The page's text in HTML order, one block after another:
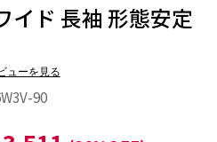
イド 長袖 形態安定
ューを見る
90